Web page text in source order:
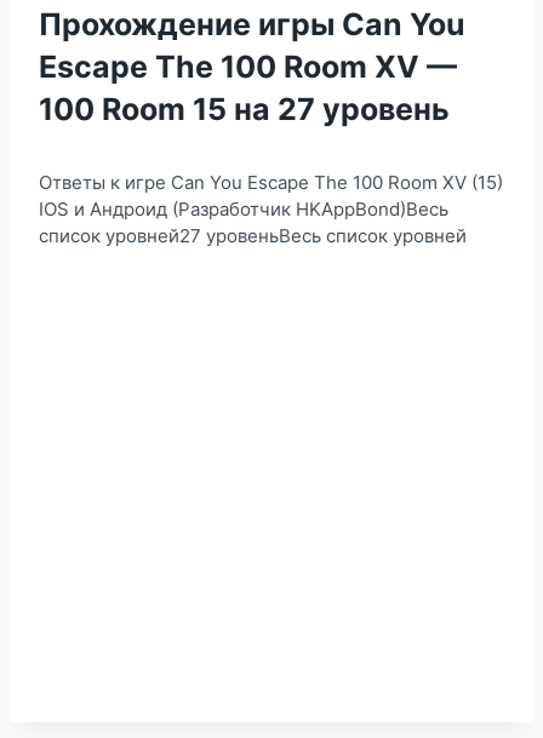
Прохождение игры Can You
Escape The 100 Room XV —
100 Room 15 на 27 уровень
Ответы к игре Can You Escape The 100 Room XV (15)
IOS и Андроид (Разработчик HKAppBond)Весь
список уровней27 уровеньВесь список уровней